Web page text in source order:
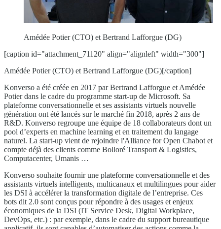
Amédée Potier (CTO) et Bertrand Lafforgue (DG)
[caption id="attachment_71120" align="alignleft" width="300"]
Amédée Potier (CTO) et Bertrand Lafforgue (DG)[/caption]
Konverso a été créée en 2017 par Bertrand Lafforgue et Amédée
Potier dans le cadre du programme start-up de Microsoft. Sa
plateforme conversationnelle et ses assistants virtuels nouvelle
génération ont été lancés sur le marché fin 2018, après 2 ans de
R&D. Konverso regroupe une équipe de 18 collaborateurs dont un
pool d’experts en machine learning et en traitement du langage
naturel. La start-up vient de rejoindre l'Alliance for Open Chabot et
compte déjà des clients comme Bolloré Transport & Logistics,
Computacenter, Umanis …
Konverso souhaite fournir une plateforme conversationnelle et des
assistants virtuels intelligents, multicanaux et multilingues pour aider
les DSI à accélérer la transformation digitale de l’entreprise. Ces
bots dit 2.0 sont conçus pour répondre à des usages et enjeux
économiques de la DSI (IT Service Desk, Digital Workplace,
DevOps, etc.) : par exemple, dans le cadre du support bureautique